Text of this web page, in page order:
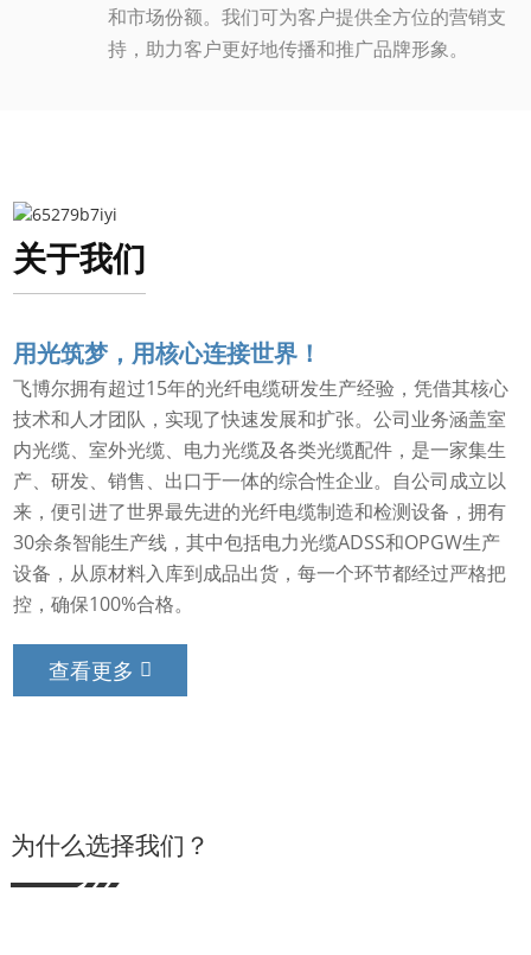
和市场份额。我们可为客户提供全方位的营销支
持，助力客户更好地传播和推广品牌形象。
关于我们
用光筑梦，用核心连接世界！
飞博尔拥有超过15年的光纤电缆研发生产经验，凭借其核心
技术和人才团队，实现了快速发展和扩张。公司业务涵盖室
内光缆、室外光缆、电力光缆及各类光缆配件，是一家集生
产、研发、销售、出口于一体的综合性企业。自公司成立以
来，便引进了世界最先进的光纤电缆制造和检测设备，拥有
30余条智能生产线，其中包括电力光缆ADSS和OPGW生产
设备，从原材料入库到成品出货，每一个环节都经过严格把
控，确保100%合格。
查看更多
为什么选择我们？